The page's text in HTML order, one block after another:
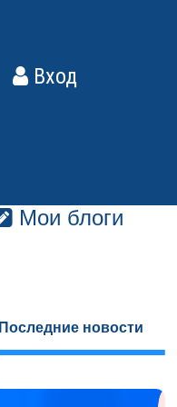
Вход
Мои блоги
Последние новости